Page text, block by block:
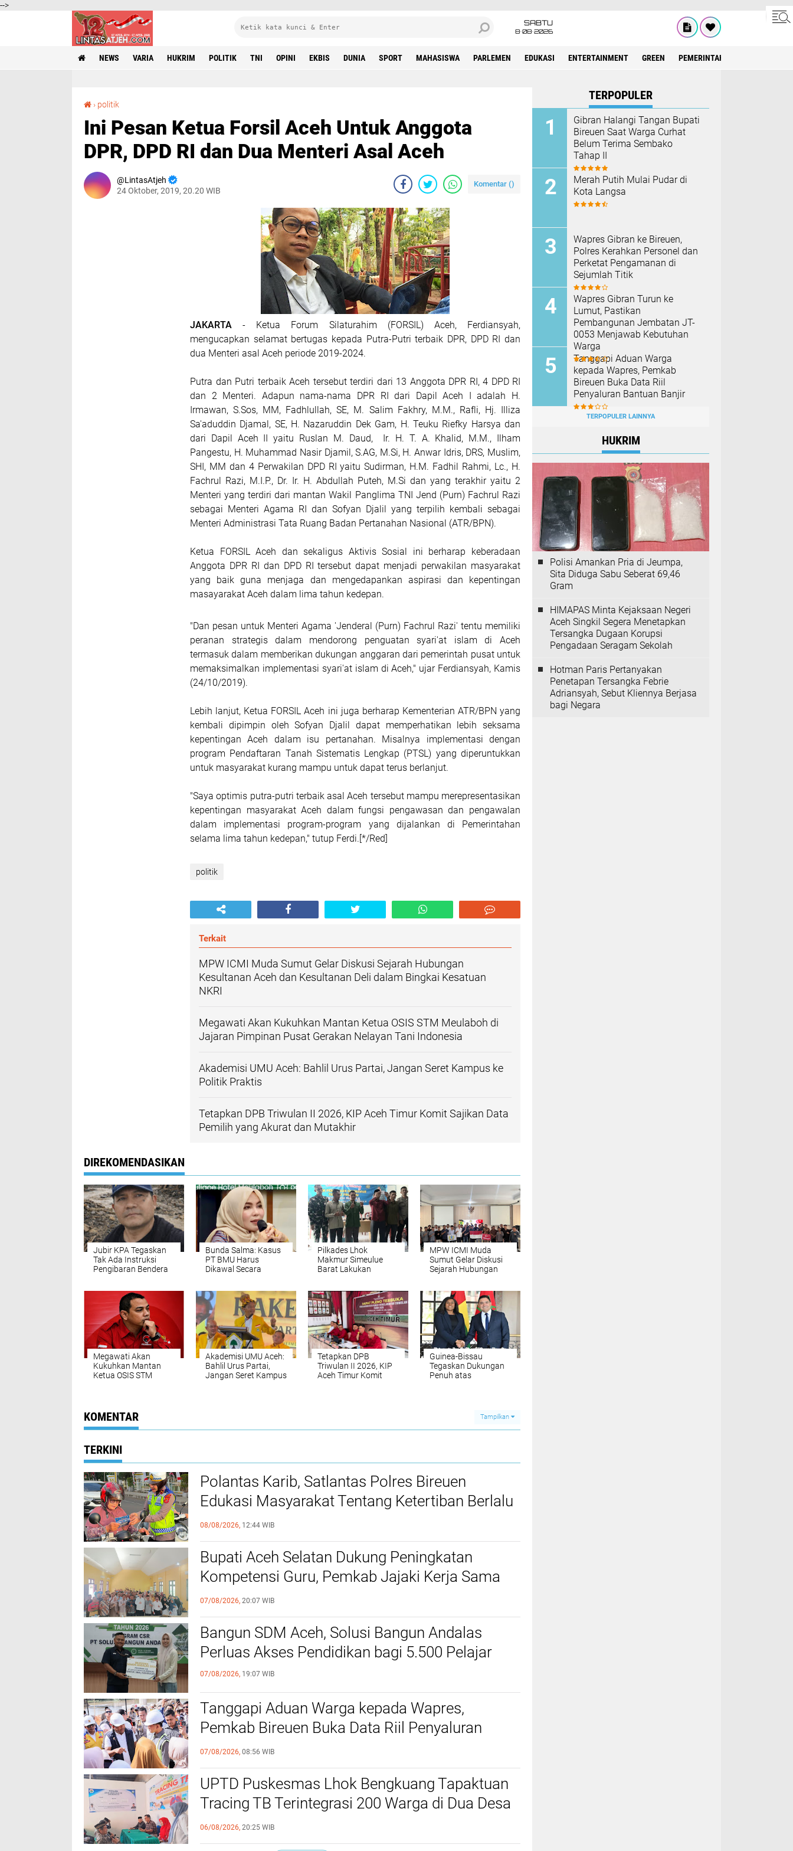
-->
SABTU
8•08•2026
NEWS VARIA HUKRIM POLITIK TNI OPINI EKBIS DUNIA SPORT MAHASISWA PARLEMEN EDUKASI ENTERTAINMENT GREEN PEMERINTAH ACEH
› politik
Ini Pesan Ketua Forsil Aceh Untuk Anggota
DPR, DPD RI dan Dua Menteri Asal Aceh
LintasAtjeh
24 Oktober, 2019, 20.20 WIB
Komentar ()
JAKARTA - Ketua Forum Silaturahim (FORSIL) Aceh, Ferdiansyah,
mengucapkan selamat bertugas kepada Putra-Putri terbaik DPR, DPD RI dan
dua Menteri asal Aceh periode 2019-2024.
Putra dan Putri terbaik Aceh tersebut terdiri dari 13 Anggota DPR RI, 4 DPD RI
dan 2 Menteri. Adapun nama-nama DPR RI dari Dapil Aceh I adalah H.
Irmawan, S.Sos, MM, Fadhlullah, SE, M. Salim Fakhry, M.M., Rafli, Hj. Illiza
Sa'aduddin Djamal, SE, H. Nazaruddin Dek Gam, H. Teuku Riefky Harsya dan
dari Dapil Aceh II yaitu Ruslan M. Daud, Ir. H. T. A. Khalid, M.M., Ilham
Pangestu, H. Muhammad Nasir Djamil, S.AG, M.Si, H. Anwar Idris, DRS, Muslim,
SHI, MM dan 4 Perwakilan DPD RI yaitu Sudirman, H.M. Fadhil Rahmi, Lc., H.
Fachrul Razi, M.I.P., Dr. Ir. H. Abdullah Puteh, M.Si dan yang terakhir yaitu 2
Menteri yang terdiri dari mantan Wakil Panglima TNI Jend (Purn) Fachrul Razi
sebagai Menteri Agama RI dan Sofyan Djalil yang terpilih kembali sebagai
Menteri Administrasi Tata Ruang Badan Pertanahan Nasional (ATR/BPN).
Ketua FORSIL Aceh dan sekaligus Aktivis Sosial ini berharap keberadaan
Anggota DPR RI dan DPD RI tersebut dapat menjadi perwakilan masyarakat
yang baik guna menjaga dan mengedapankan aspirasi dan kepentingan
masayarakat Aceh dalam lima tahun kedepan.
"Dan pesan untuk Menteri Agama 'Jenderal (Purn) Fachrul Razi' tentu memiliki
peranan strategis dalam mendorong penguatan syari'at islam di Aceh
termasuk dalam memberikan dukungan anggaran dari pemerintah pusat untuk
memaksimalkan implementasi syari'at islam di Aceh," ujar Ferdiansyah, Kamis
(24/10/2019).
Lebih lanjut, Ketua FORSIL Aceh ini juga berharap Kementerian ATR/BPN yang
kembali dipimpin oleh Sofyan Djalil dapat memperhatikan lebih seksama
kepentingan Aceh dalam isu pertanahan. Misalnya implementasi dengan
program Pendaftaran Tanah Sistematis Lengkap (PTSL) yang diperuntukkan
untuk masyarakat kurang mampu untuk dapat terus berlanjut.
"Saya optimis putra-putri terbaik asal Aceh tersebut mampu merepresentasikan
kepentingan masyarakat Aceh dalam fungsi pengawasan dan pengawalan
dalam implementasi program-program yang dijalankan di Pemerintahan
selama lima tahun kedepan," tutup Ferdi.[*/Red]
politik
Terkait
MPW ICMI Muda Sumut Gelar Diskusi Sejarah Hubungan
Kesultanan Aceh dan Kesultanan Deli dalam Bingkai Kesatuan
NKRI
Megawati Akan Kukuhkan Mantan Ketua OSIS STM Meulaboh di
Jajaran Pimpinan Pusat Gerakan Nelayan Tani Indonesia
Akademisi UMU Aceh: Bahlil Urus Partai, Jangan Seret Kampus ke
Politik Praktis
Tetapkan DPB Triwulan II 2026, KIP Aceh Timur Komit Sajikan Data
Pemilih yang Akurat dan Mutakhir
DIREKOMENDASIKAN
Jubir KPA Tegaskan
Tak Ada Instruksi
Pengibaran Bendera
Terprovokasi
Bunda Salma: Kasus
PT BMU Harus
Dikawal Secara
Pilkades Lhok
Makmur Simeulue
Barat Lakukan
MPW ICMI Muda
Sumut Gelar Diskusi
Sejarah Hubungan
Bingkai Kesatuan
NKRI
Megawati Akan
Kukuhkan Mantan
Ketua OSIS STM
Indonesia
Akademisi UMU Aceh:
Bahlil Urus Partai,
Jangan Seret Kampus
Tetapkan DPB
Triwulan II 2026, KIP
Aceh Timur Komit
Guinea-Bissau
Tegaskan Dukungan
Penuh atas
KOMENTAR Tampilkan
TERKINI
Polantas Karib, Satlantas Polres Bireuen
Edukasi Masyarakat Tentang Ketertiban Berlalu
Lintas
08/08/2026, 12:44 WIB
Bupati Aceh Selatan Dukung Peningkatan
Kompetensi Guru, Pemkab Jajaki Kerja Sama
dengan Pascasarjana USK
07/08/2026, 20:07 WIB
‎Bangun SDM Aceh, Solusi Bangun Andalas
Perluas Akses Pendidikan bagi 5.500 Pelajar ‎
07/08/2026, 19:07 WIB
Tanggapi Aduan Warga kepada Wapres,
Pemkab Bireuen Buka Data Riil Penyaluran
Bantuan Banjir
07/08/2026, 08:56 WIB
UPTD Puskesmas Lhok Bengkuang Tapaktuan
‎Tracing TB Terintegrasi 200 Warga di Dua Desa
Melalui Cek Kesehatan Gratis
06/08/2026, 20:25 WIB
TERPOPULER
Gibran Halangi Tangan Bupati
Bireuen Saat Warga Curhat
Belum Terima Sembako
Tahap II
Merah Putih Mulai Pudar di
Kota Langsa
Wapres Gibran ke Bireuen,
Polres Kerahkan Personel dan
Perketat Pengamanan di
Sejumlah Titik
Wapres Gibran Turun ke
Lumut, Pastikan
Pembangunan Jembatan JT-
0053 Menjawab Kebutuhan
Warga
Tanggapi Aduan Warga
kepada Wapres, Pemkab
Bireuen Buka Data Riil
Penyaluran Bantuan Banjir
TERPOPULER LAINNYA
HUKRIM
Polisi Amankan Pria di Jeumpa,
Sita Diduga Sabu Seberat 69,46
Gram
HIMAPAS Minta Kejaksaan Negeri
Aceh Singkil Segera Menetapkan
Tersangka Dugaan Korupsi
Pengadaan Seragam Sekolah
Hotman Paris Pertanyakan
Penetapan Tersangka Febrie
Adriansyah, Sebut Kliennya Berjasa
bagi Negara